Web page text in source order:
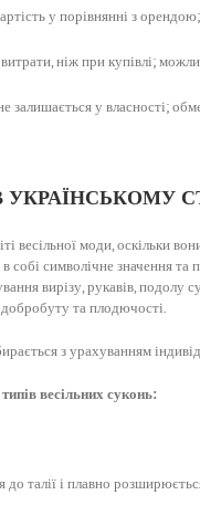
у порівнянні з орендою;
ніж при купівлі;
залишається у власності;
УКРАЇНСЬКОМУ
весільної моди, оскільки
в собі символічне значення
вирізу, рукавів, подолу
добробуту та плодючості.
з урахуванням
весільних суконь:
до талії і плавно